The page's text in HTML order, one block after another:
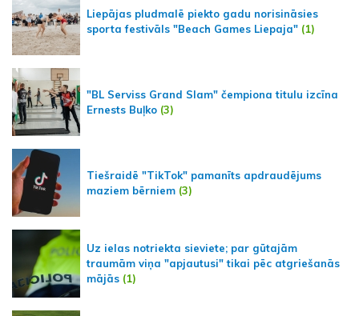
Liepājas pludmalē piekto gadu norisināsies
sporta festivāls "Beach Games Liepaja" (1)
"BL Serviss Grand Slam" čempiona titulu izcīna
Ernests Buļko (3)
Tiešraidē "TikTok" pamanīts apdraudējums
maziem bērniem (3)
Uz ielas notriekta sieviete; par gūtajām
traumām viņa "apjautusi" tikai pēc atgriešanās
mājās (1)